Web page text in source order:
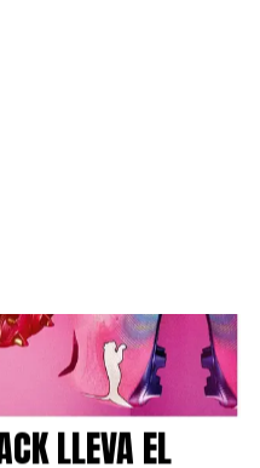
LLEVA EL